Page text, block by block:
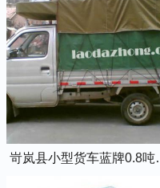
岢岚